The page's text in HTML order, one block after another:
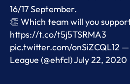
16/17 September.
👏 Which team will you
https://t.co/t5j5TSRMA3
pic.twitter.com/onSiZCQL12 —
League (@ehfcl)July 22, 2020